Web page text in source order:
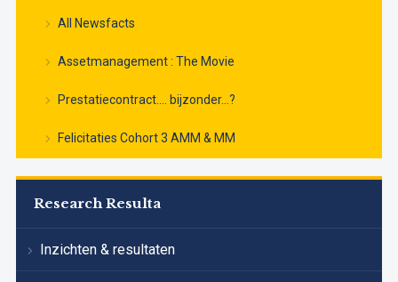
All Newsfacts
Assetmanagement : The Movie
Prestatiecontract…. bijzonder…?
Felicitaties Cohort 3 AMM & MM
Research Resulta
Inzichten & resultaten